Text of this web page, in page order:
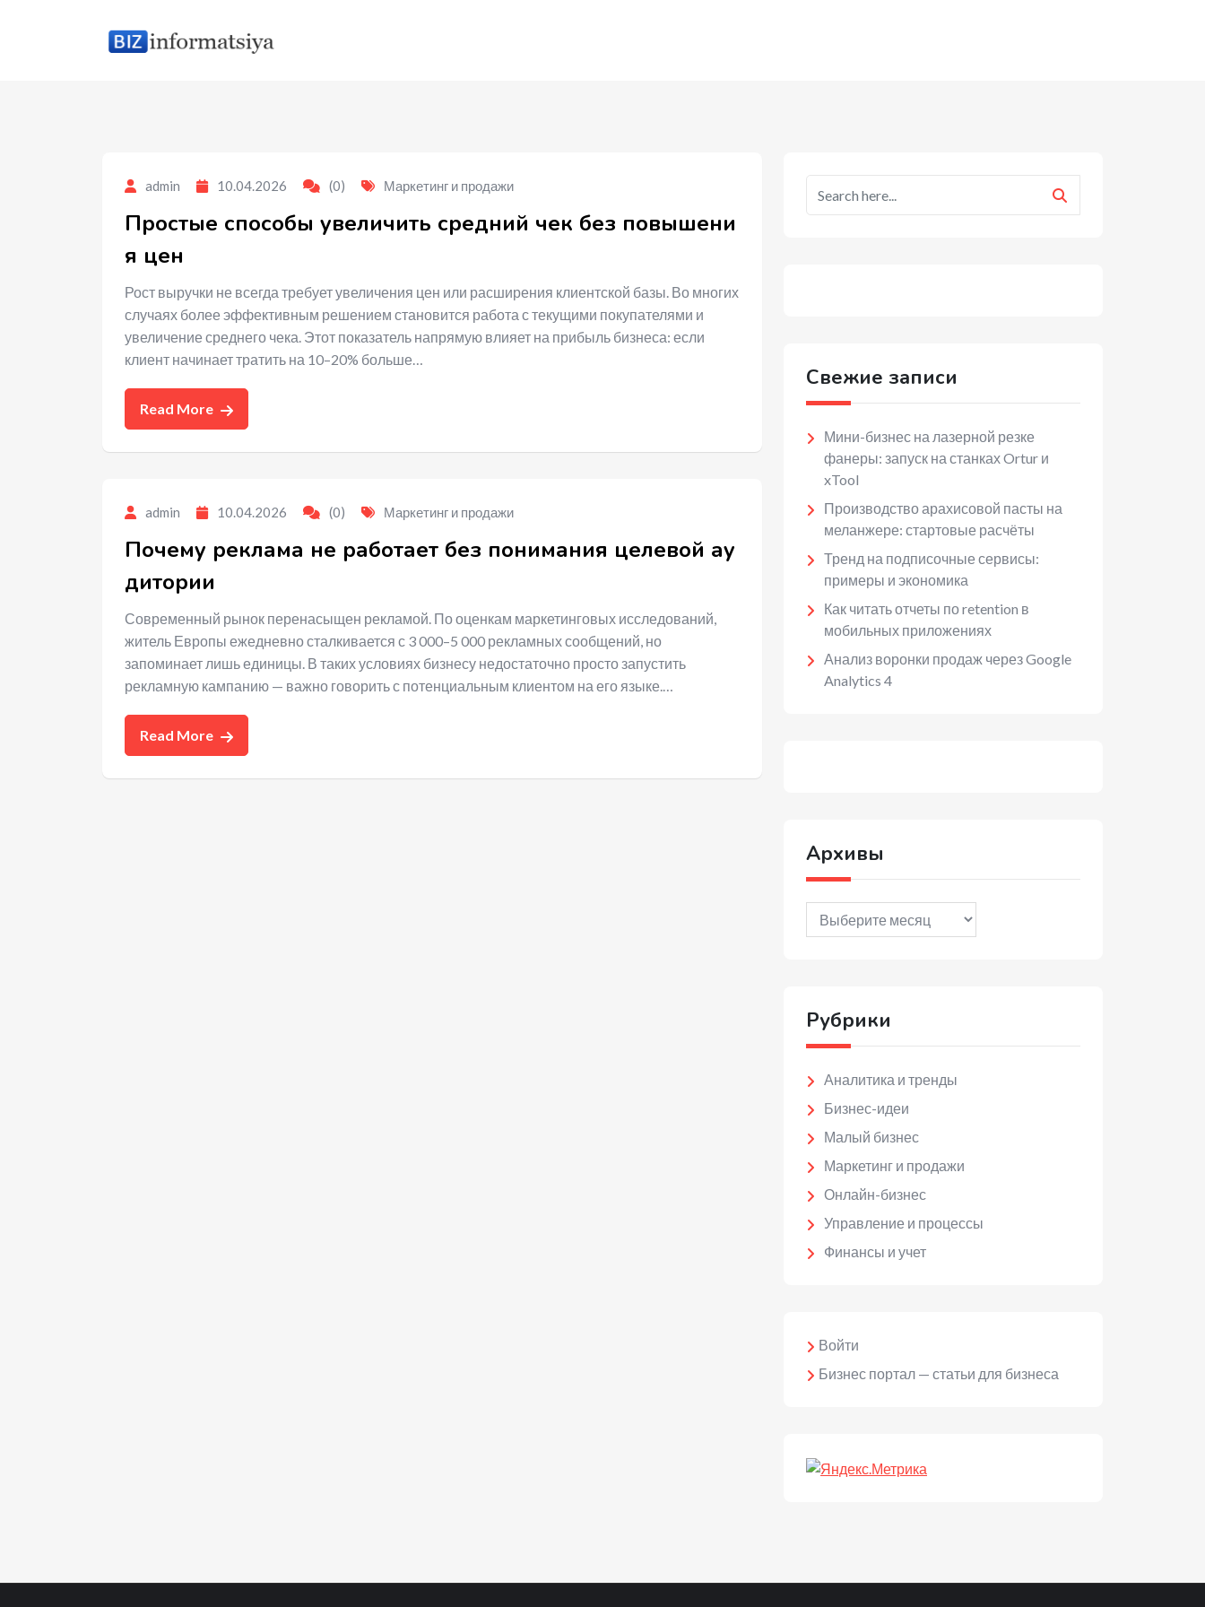
admin 10.04.2026 (0) Маркетинг и продажи
Простые способы увеличить средний чек без повышени
я цен
Рост выручки не всегда требует увеличения цен или расширения клиентской базы. Во многих
случаях более эффективным решением становится работа с текущими покупателями и
увеличение среднего чека. Этот показатель напрямую влияет на прибыль бизнеса: если
клиент начинает тратить на 10–20% больше…
Read More
admin 10.04.2026 (0) Маркетинг и продажи
Почему реклама не работает без понимания целевой ау
дитории
Современный рынок перенасыщен рекламой. По оценкам маркетинговых исследований,
житель Европы ежедневно сталкивается с 3 000–5 000 рекламных сообщений, но
запоминает лишь единицы. В таких условиях бизнесу недостаточно просто запустить
рекламную кампанию — важно говорить с потенциальным клиентом на его языке.…
Read More
Свежие записи
Мини-бизнес на лазерной резке
фанеры: запуск на станках Ortur и
xTool
Производство арахисовой пасты на
меланжере: стартовые расчёты
Тренд на подписочные сервисы:
примеры и экономика
Как читать отчеты по retention в
мобильных приложениях
Анализ воронки продаж через Google
Analytics 4
Архивы
Архивы
Рубрики
Аналитика и тренды
Бизнес-идеи
Малый бизнес
Маркетинг и продажи
Онлайн-бизнес
Управление и процессы
Финансы и учет
Войти
Бизнес портал — статьи для бизнеса